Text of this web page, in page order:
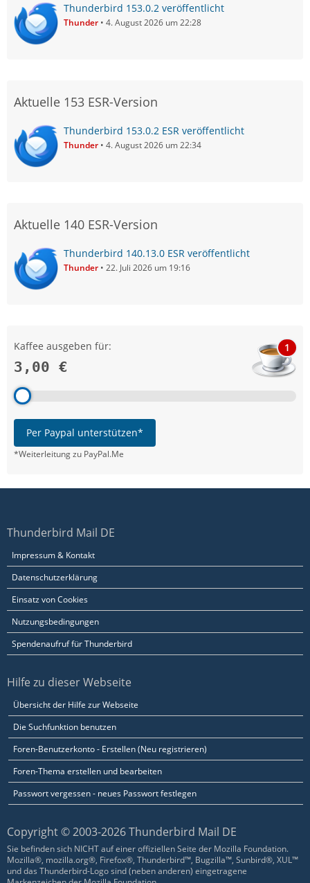
Thunderbird 153.0.2 veröffentlicht
Thunder 4. August 2026 um 22:28
Aktuelle 153 ESR-Version
Thunderbird 153.0.2 ESR veröffentlicht
Thunder 4. August 2026 um 22:34
Aktuelle 140 ESR-Version
Thunderbird 140.13.0 ESR veröffentlicht
Thunder 22. Juli 2026 um 19:16
Kaffee ausgeben für:
3,00 €
1
Per Paypal unterstützen*
*Weiterleitung zu PayPal.Me
Thunderbird Mail DE
Impressum & Kontakt
Datenschutzerklärung
Einsatz von Cookies
Nutzungsbedingungen
Spendenaufruf für Thunderbird
Hilfe zu dieser Webseite
Übersicht der Hilfe zur Webseite
Die Suchfunktion benutzen
Foren-Benutzerkonto - Erstellen (Neu registrieren)
Foren-Thema erstellen und bearbeiten
Passwort vergessen - neues Passwort festlegen
Copyright © 2003-2026 Thunderbird Mail DE
Sie befinden sich NICHT auf einer offiziellen Seite der Mozilla Foundation.
Mozilla®, mozilla.org®, Firefox®, Thunderbird™, Bugzilla™, Sunbird®, XUL™
und das Thunderbird-Logo sind (neben anderen) eingetragene